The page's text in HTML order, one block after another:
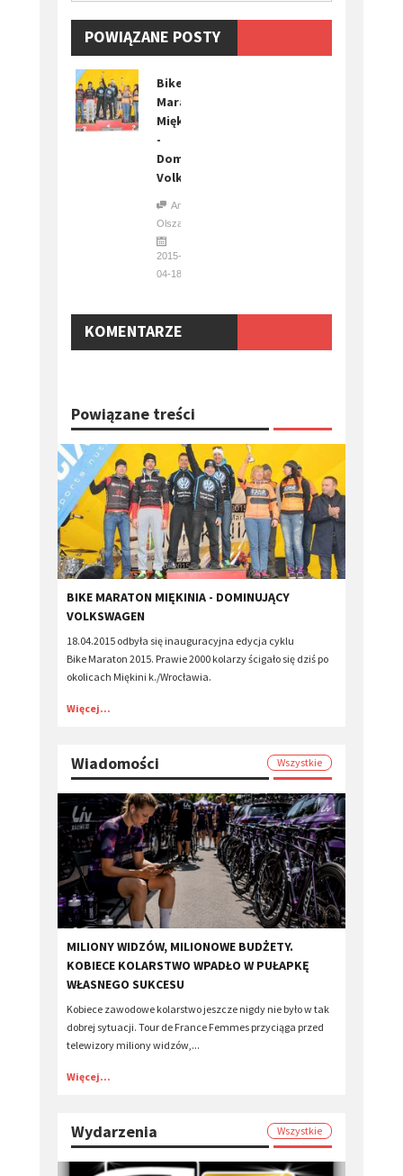
POWIĄZANE POSTY
Bike
Maraton
Miękinia
-
Dominujący
Volkswagen
Anna
Olszańska
2015-
04-18
KOMENTARZE
Powiązane treści
BIKE MARATON MIĘKINIA - DOMINUJĄCY
VOLKSWAGEN
18.04.2015 odbyła się inauguracyjna edycja cyklu
Bike Maraton 2015. Prawie 2000 kolarzy ścigało się dziś po
okolicach Miękini k./Wrocławia.
Więcej...
Wiadomości Wszystkie
MILIONY WIDZÓW, MILIONOWE BUDŻETY.
KOBIECE KOLARSTWO WPADŁO W PUŁAPKĘ
WŁASNEGO SUKCESU
Kobiece zawodowe kolarstwo jeszcze nigdy nie było w tak
dobrej sytuacji. Tour de France Femmes przyciąga przed
telewizory miliony widzów,...
Więcej...
Wydarzenia Wszystkie